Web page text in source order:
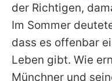
der Richtigen,
Im Sommer
dass es offenbar
Leben gibt. Wie
Münchner und